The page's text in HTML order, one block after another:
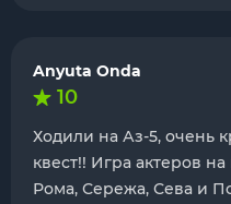
Anyuta Onda
10
Ходили на Аз-5, очень
квест!! Игра актеров
Рома, Сережа, Сева и